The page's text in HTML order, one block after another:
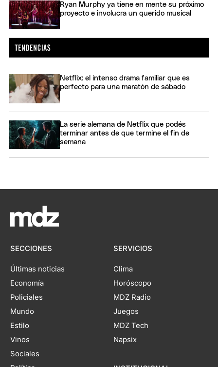
Ryan Murphy ya tiene en mente su próximo
proyecto e involucra un querido musical
Netflix: el intenso drama familiar que es
perfecto para una maratón de sábado
La serie alemana de Netflix que podés
terminar antes de que termine el fin de
semana
SECCIONES
Últimas noticias
Economía
Policiales
Mundo
Estilo
Vinos
Sociales
SERVICIOS
Clima
Horóscopo
MDZ Radio
Juegos
MDZ Tech
Napsix